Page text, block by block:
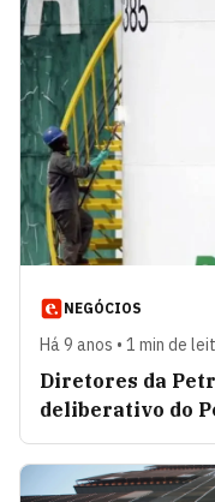
NEGÓCIOS
Há 9 anos • 1 min de
Diretores da
deliberativo do